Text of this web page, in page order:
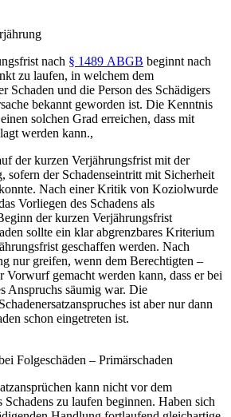
nach § 1489 ABGB beginnt nach
zu laufen, in welchem dem
Schaden und die Person des Schädigers
bekannt geworden ist. Die Kenntnis
solchen Grad erreichen, dass mit
werden kann.,
der kurzen Verjährungsfrist mit der
, sofern der Schadenseintritt mit Sicherheit
Nach einer Kritik von Koziolwurde
Vorliegen des Schadens als
der kurzen Verjährungsfrist
sollte ein klar abgrenzbares Kriterium
geschaffen werden. Nach
nur greifen, wenn dem Berechtigten –
Vorwurf gemacht werden kann, dass er bei
Anspruchs säumig war. Die
ist aber nur dann
schon eingetreten ist.
Folgeschäden – Primärschaden
kann nicht vor dem
zu laufen beginnen. Haben sich